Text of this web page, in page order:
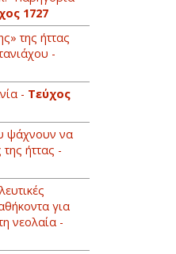
1727
της ήττας
-
- Τεύχος
ψάχνουν να
ήττας -
για
νεολαία -